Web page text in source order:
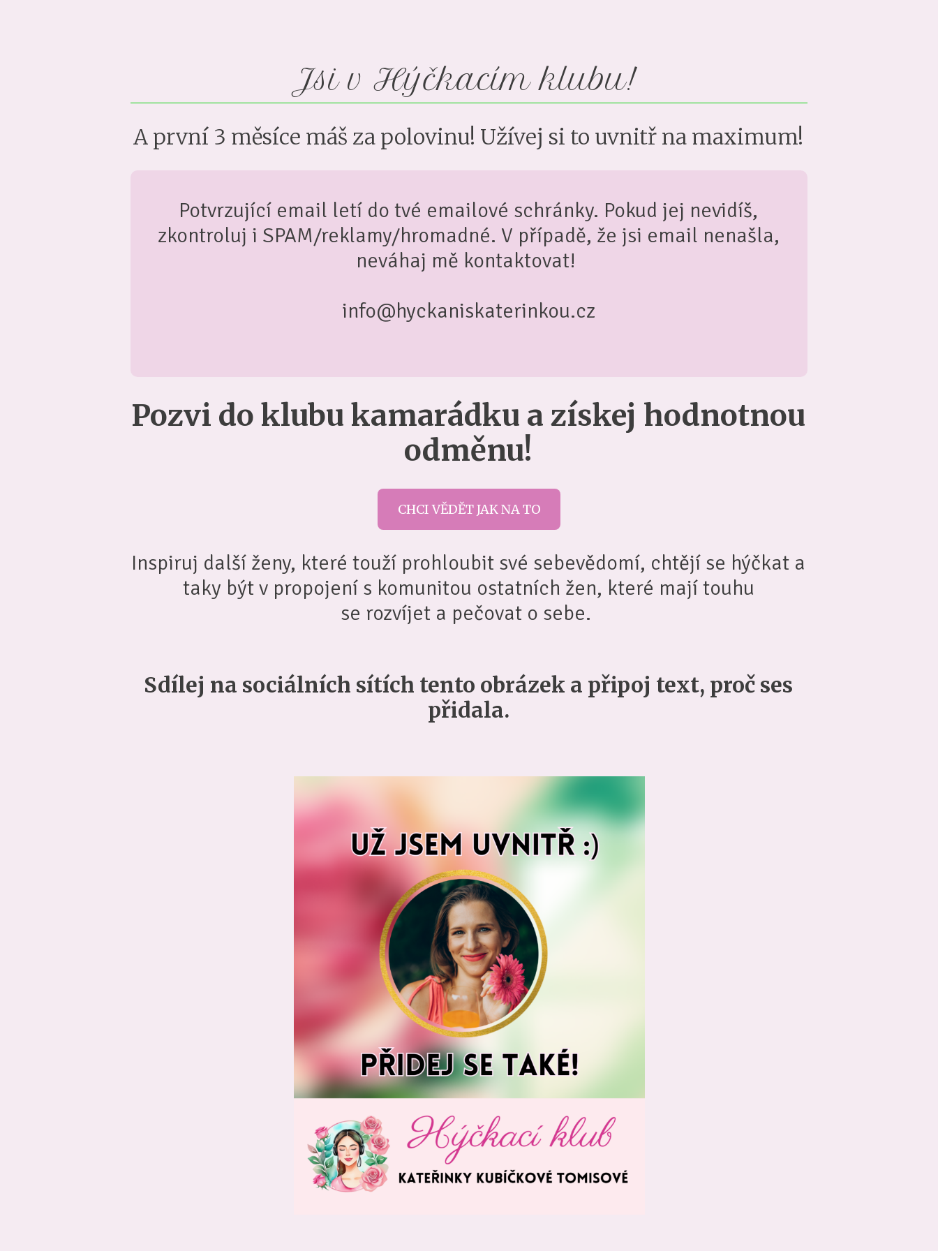
Jsi v Hýčkacím klubu!
A první 3 měsíce máš za polovinu! Užívej si to uvnitř na maximum!
Potvrzující email letí do tvé emailové schránky. Pokud jej nevidíš,
zkontroluj i SPAM/reklamy/hromadné. V případě, že jsi email nenašla,
neváhaj mě kontaktovat!
info@hyckaniskaterinkou.cz
Pozvi do klubu kamarádku a získej hodnotnou
odměnu!
CHCI VĚDĚT JAK NA TO
Inspiruj další ženy, které touží prohloubit své sebevědomí, chtějí se hýčkat a
taky být v propojení s komunitou ostatních žen, které mají touhu
se rozvíjet a pečovat o sebe.
Sdílej na sociálních sítích tento obrázek a připoj text, proč ses
přidala.